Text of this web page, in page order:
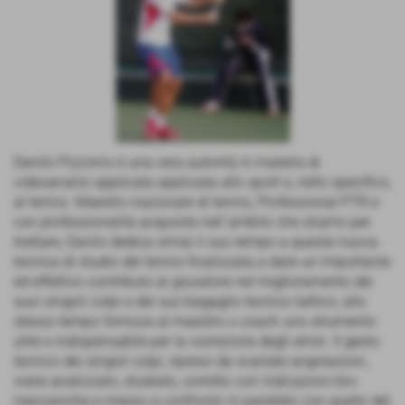
Danilo Pizzorno è una vera autorità in materia di
videoanalisi applicata applicata allo sport e, nello specifico,
al tennis. Maestro nazionale di tennis, Professional PTR e
con professionalità acquisite nell´ambito che stiamo per
trattare, Danilo dedica ormai il suo tempo a questa nuova
tecnica di studio del tennis finalizzata a dare un importante
ed effettivo contributo al giocatore nel miglioramento dei
suoi singoli colpi e del suo bagaglio tecnico-tattico; allo
stesso tempo fornisce al maestro o coach uno strumento
utile e indispensabile per la correzione degli errori. Il gesto
tecnico dei singoli colpi, ripreso da svariate angolazioni,
viene analizzato, studiato, corretto con indicazioni bio-
meccaniche e messo a confronto in parallelo con quello del